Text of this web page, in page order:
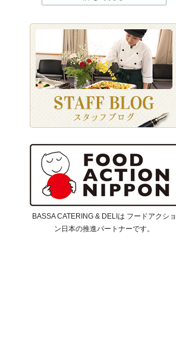
BASSA CATERING & DELIは フードアクショ
ン日本の推進パートナーです。